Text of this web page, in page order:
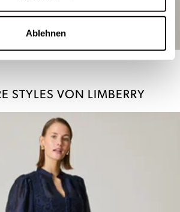
Ablehnen
STYLES VON LIMBERRY